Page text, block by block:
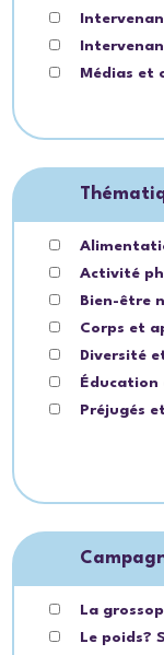
Médias et
Activité
Bien-être
Corps et
Diversité
Éducation
Préjugés
La
Le poids?